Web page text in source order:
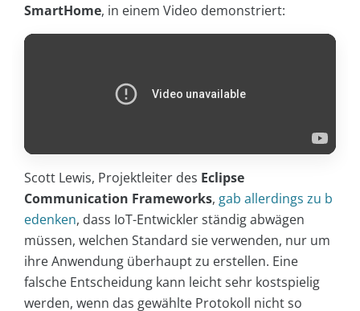
SmartHome, in einem Video demonstriert:
Scott Lewis, Projektleiter des Eclipse
Communication Frameworks, gab allerdings zu b
edenken, dass IoT-Entwickler ständig abwägen
müssen, welchen Standard sie verwenden, nur um
ihre Anwendung überhaupt zu erstellen. Eine
falsche Entscheidung kann leicht sehr kostspielig
werden, wenn das gewählte Protokoll nicht so